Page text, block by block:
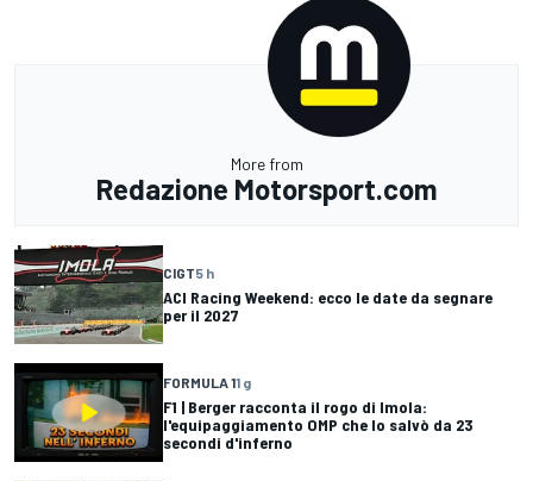
More from
Redazione Motorsport.com
CIGT5 h
ACI Racing Weekend: ecco le date da segnare
per il 2027
FORMULA 11 g
F1 | Berger racconta il rogo di Imola:
l'equipaggiamento OMP che lo salvò da 23
secondi d'inferno